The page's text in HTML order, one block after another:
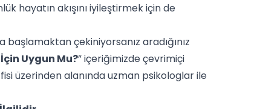
hayatın akışını iyileştirmek için de
çekiniyorsanız aradığınız
Uygun Mu?” içeriğimizde çevrimiçi
üzerinden alanında uzman psikologlar ile